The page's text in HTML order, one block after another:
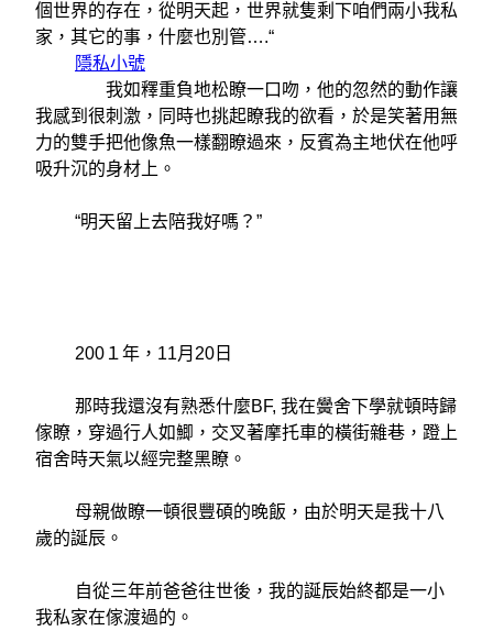
個世界的存在，從明天起，世界就隻剩下咱們兩小我私
家，其它的事，什麼也別管….“
隱私小號
我如釋重負地松瞭一口吻，他的忽然的動作讓
我感到很刺激，同時也挑起瞭我的欲看，於是笑著用無
力的雙手把他像魚一樣翻瞭過來，反賓為主地伏在他呼
吸升沉的身材上。
“明天留上去陪我好嗎？”
200１年，11月20日
那時我還沒有熟悉什麼BF, 我在黌舍下學就頓時歸
傢瞭，穿過行人如鯽，交叉著摩托車的橫街雜巷，蹬上
宿舍時天氣以經完整黑瞭。
母親做瞭一頓很豐碩的晚飯，由於明天是我十八
歲的誕辰。
自從三年前爸爸往世後，我的誕辰始終都是一小
我私家在傢渡過的。